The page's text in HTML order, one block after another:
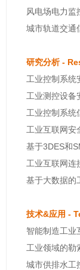
风电场电力监
城市轨道交通
研究分析 -
工业控制系统
工业测控设备
工业控制系统
工业互联网安
基于3DES和
工业互联网连
基于大数据的
技术&应用 -
智能制造工业
工业领域的勒
城市供排水工